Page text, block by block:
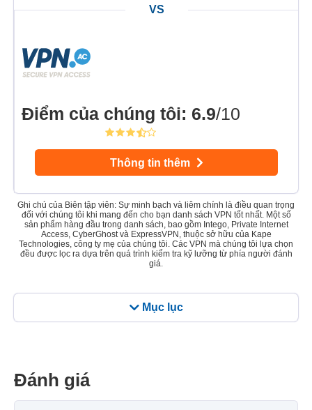
Mục lục
Điểm của chúng tôi: 6.9/10
Thông tin thêm
Ghi chú của Biên tập viên: Sự minh bạch và liêm chính là điều quan trọng
đối với chúng tôi khi mang đến cho bạn danh sách VPN tốt nhất. Một số
sản phẩm hàng đầu trong danh sách, bao gồm Intego, Private Internet
Access, CyberGhost và ExpressVPN, thuộc sở hữu của Kape
Technologies, công ty mẹ của chúng tôi. Các VPN mà chúng tôi lựa chọn
đều được lọc ra dựa trên quá trình kiểm tra kỹ lưỡng từ phía người đánh
giá.
Đánh giá